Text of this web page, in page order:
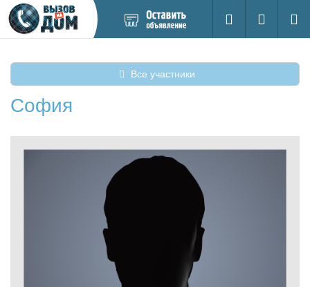
новое
Поиск
Вход на
Все участники
София